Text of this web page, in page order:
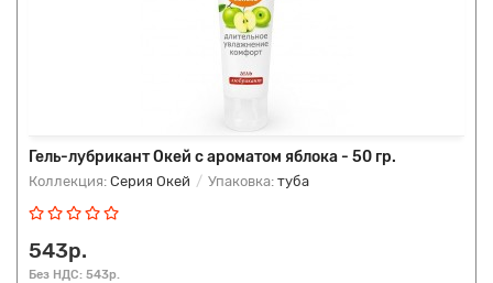
Гель-лубрикант Окей с ароматом яблока - 50 гр.
Коллекция: Серия Окей Упаковка: туба
543р.
Без НДС: 543р.